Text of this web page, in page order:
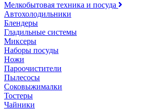
Мелкобытовая техника и посуда
Автохолодильники
Блендеры
Гладильные системы
Миксеры
Наборы посуды
Ножи
Пароочистители
Пылесосы
Соковыжималки
Тостеры
Чайники